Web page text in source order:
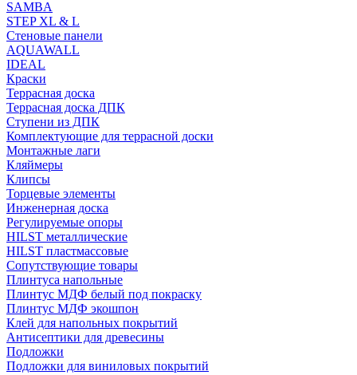
SAMBA
STEP XL & L
Стеновые панели
AQUAWALL
IDEAL
Краски
Террасная доска
Террасная доска ДПК
Ступени из ДПК
Комплектующие для террасной доски
Монтажные лаги
Кляймеры
Клипсы
Торцевые элементы
Инженерная доска
Регулируемые опоры
HILST металлические
HILST пластмассовые
Сопутствующие товары
Плинтуса напольные
Плинтус МДФ белый под покраску
Плинтус МДФ экошпон
Клей для напольных покрытий
Антисептики для древесины
Подложки
Подложки для виниловых покрытий